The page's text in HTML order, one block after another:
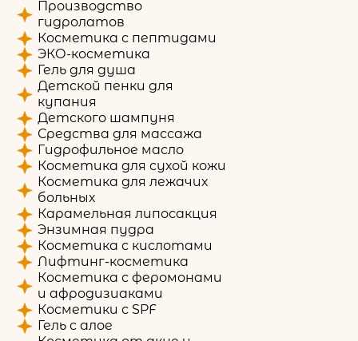
Производство
гидролатов
Косметика с пептидами
ЭКО-косметика
Гель для душа
Детской пенки для
купания
Детского шампуня
Средства для массажа
Гидрофильное масло
Косметика для сухой кожи
Косметика для лежачих
больных
Карамельная липосакция
Энзимная пудра
Косметика с кислотами
Лифтинг-косметика
Косметика с феромонами
и афродизиаками
Косметики с SPF
Гель с алое